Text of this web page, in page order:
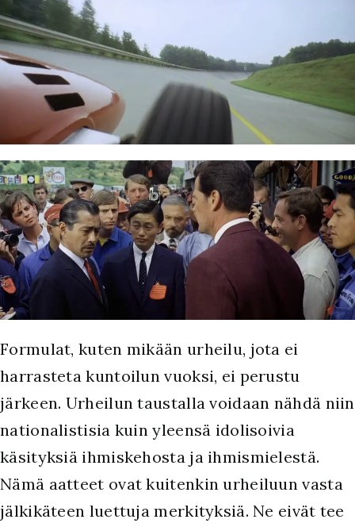
Formulat, kuten mikään urheilu, jota ei
harrasteta kuntoilun vuoksi, ei perustu
järkeen. Urheilun taustalla voidaan nähdä niin
nationalistisia kuin yleensä idolisoivia
käsityksiä ihmiskehosta ja ihmismielestä.
Nämä aatteet ovat kuitenkin urheiluun vasta
jälkikäteen luettuja merkityksiä. Ne eivät tee